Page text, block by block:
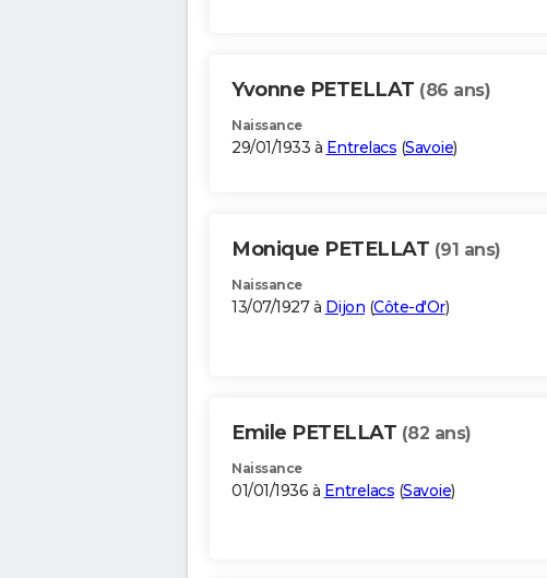
Yvonne PETELLAT (86 ans)
Naissance
29/01/1933 à Entrelacs (Savoie)
Monique PETELLAT (91 ans)
Naissance
13/07/1927 à Dijon (Côte-d'Or)
Emile PETELLAT (82 ans)
Naissance
01/01/1936 à Entrelacs (Savoie)